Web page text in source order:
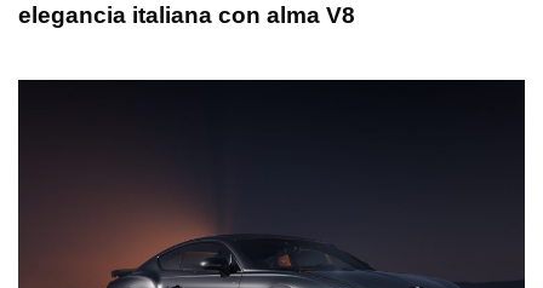
elegancia italiana con alma V8